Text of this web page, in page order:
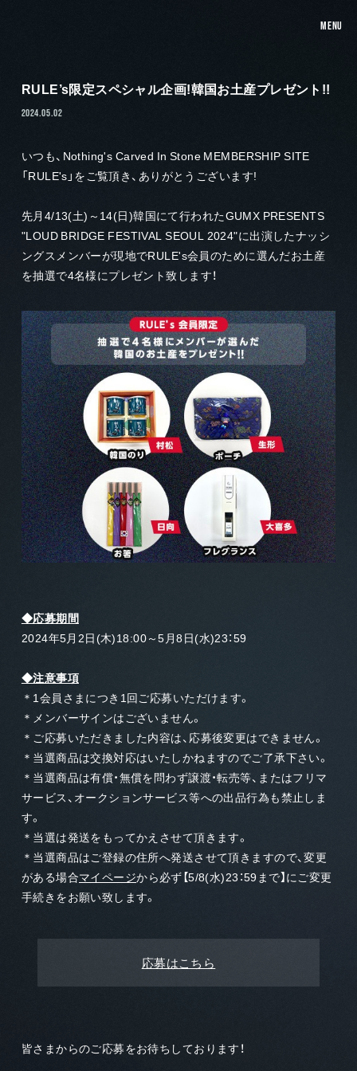
MENU
RULE’s限定スペシャル企画!韓国お土産プレゼント!!
2024.05.02
いつも、Nothing's Carved In Stone MEMBERSHIP SITE
「RULE's」をご覧頂き、ありがとうございます!
先月4/13(土)～14(日)韓国にて行われたGUMX PRESENTS
"LOUD BRIDGE FESTIVAL SEOUL 2024"に出演したナッシ
ングスメンバーが現地でRULE's会員のために選んだお土産
を抽選で4名様にプレゼント致します！
◆応募期間
2024年5月2日(木)18:00～5月8日(水)23：59
◆注意事項
＊1会員さまにつき1回ご応募いただけます。
＊メンバーサインはございません。
＊ご応募いただきました内容は、応募後変更はできません。
＊当選商品は交換対応はいたしかねますのでご了承下さい。
＊当選商品は有償・無償を問わず譲渡・転売等、またはフリマ
サービス、オークションサービス等への出品行為も禁止しま
す。
＊当選は発送をもってかえさせて頂きます。
＊当選商品はご登録の住所へ発送させて頂きますので、変更
がある場合マイページから必ず【5/8(水)23：59まで】にご変更
手続きをお願い致します。
応募はこちら
皆さまからのご応募をお待ちしております！